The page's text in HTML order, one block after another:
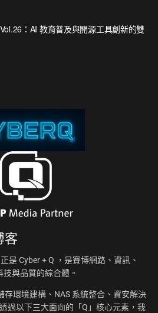
：AI 教育普及與開源工具創新的雙
客
是 Cyber + Q ，是賽博網路、資訊、
與品質的綜合體。
存環境建構、NAS 系統整合、資安解決
過以下三大面向的「Q」核心元素，我